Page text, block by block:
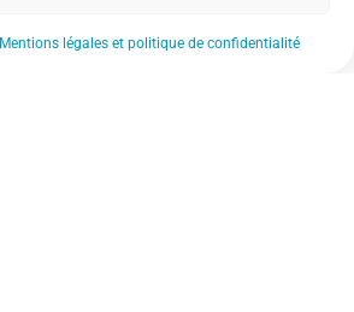
Mentions légales et politique de confidentialité